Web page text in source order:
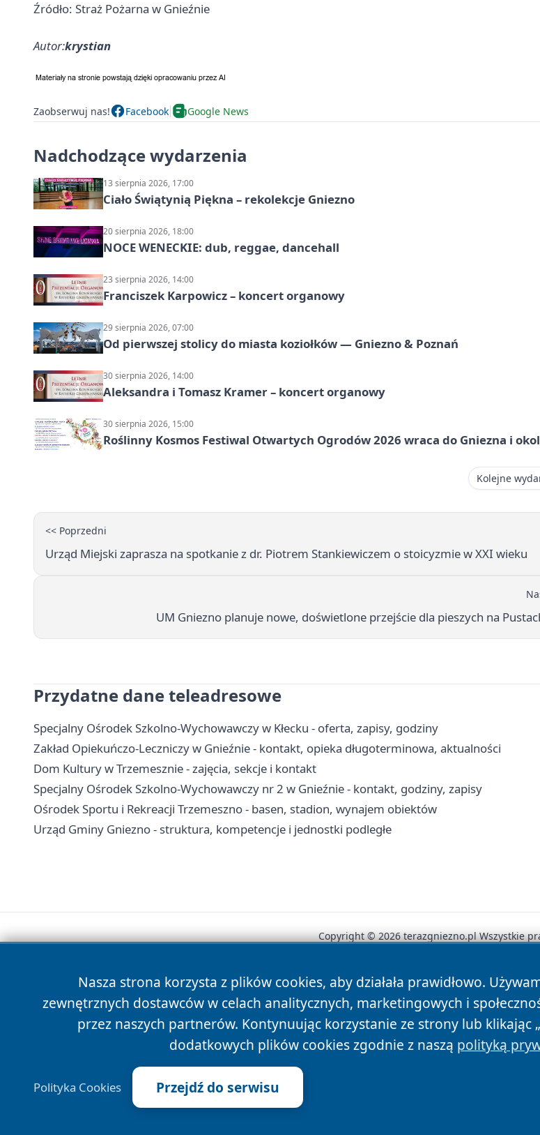
Źródło: Straż Pożarna w Gnieźnie
Autor:krystian
Zaobserwuj nas! Facebook Google News
Nadchodzące wydarzenia
13 sierpnia 2026, 17:00
Ciało Świątynią Piękna – rekolekcje Gniezno
20 sierpnia 2026, 18:00
NOCE WENECKIE: dub, reggae, dancehall
23 sierpnia 2026, 14:00
Franciszek Karpowicz – koncert organowy
29 sierpnia 2026, 07:00
Od pierwszej stolicy do miasta koziołków — Gniezno & Poznań
30 sierpnia 2026, 14:00
Aleksandra i Tomasz Kramer – koncert organowy
30 sierpnia 2026, 15:00
Roślinny Kosmos Festiwal Otwartych Ogrodów 2026 wraca do Gniezna i
Kolejne
<< Poprzedni
Urząd Miejski zaprasza na spotkanie z dr. Piotrem Stankiewiczem o stoicyzmie w XXI wieku
UM Gniezno planuje nowe, doświetlone przejście dla pieszych na
Przydatne dane teleadresowe
Specjalny Ośrodek Szkolno-Wychowawczy w Kłecku - oferta, zapisy, godziny
Zakład Opiekuńczo-Leczniczy w Gnieźnie - kontakt, opieka długoterminowa, aktualności
Dom Kultury w Trzemesznie - zajęcia, sekcje i kontakt
Specjalny Ośrodek Szkolno-Wychowawczy nr 2 w Gnieźnie - kontakt, godziny, zapisy
Ośrodek Sportu i Rekreacji Trzemeszno - basen, stadion, wynajem obiektów
Urząd Gminy Gniezno - struktura, kompetencje i jednostki podległe
Nasza strona korzysta z plików cookies, aby działała prawidłowo.
zewnętrznych dostawców w celach analitycznych, marketingowych i
przez naszych partnerów. Kontynuując korzystanie ze strony lub klikając
dodatkowych plików cookies zgodnie z naszą polityką
Polityka Cookies Przejdź do serwisu
Copyright © 2026 terazgniezno.pl Wszystkie
News Autorzy Polityka Prywatności